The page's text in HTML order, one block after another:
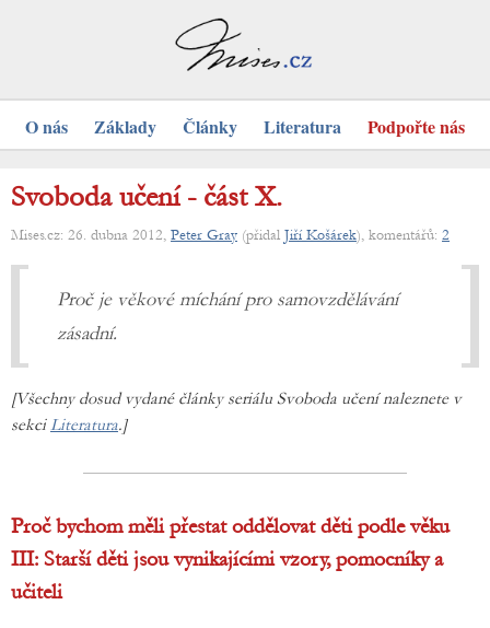
O nás Základy Články Literatura Podpořte nás
Svoboda učení - část X.
Mises.cz: 26. dubna 2012, Peter Gray (přidal Jiří Košárek), komentářů: 2
Proč je věkové míchání pro samovzdělávání
zásadní.
[Všechny dosud vydané články seriálu Svoboda učení naleznete v
sekciLiteratura.]
Proč bychom měli přestat oddělovat děti podle věku
III: Starší děti jsou vynikajícími vzory, pomocníky a
učiteli